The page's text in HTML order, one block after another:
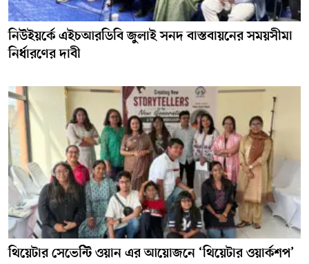
নিউইয়র্কে এইচআরডিবি জুলাই সনদ বাস্তবায়নের সময়সীমা
নির্ধারণের দাবী
থিয়েটার সেভেন্টি ওয়ান এর আয়োজনে ‘থিয়েটার ওয়ার্কশপ’